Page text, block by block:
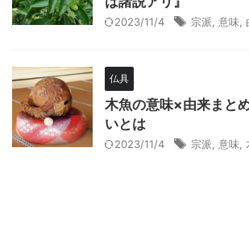
2023/11/4 宗派 意味
仏具
木魚の意味×由来まと
いとは
2023/11/4 宗派 意味